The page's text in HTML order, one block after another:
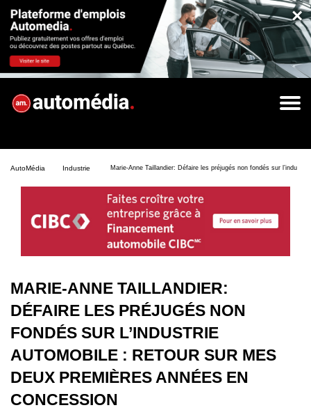
×
AutoMédia Industrie Marie-Anne Taillandier: Défaire les préjugés non fondés sur
MARIE-ANNE TAILLANDIER:
DÉFAIRE LES PRÉJUGÉS NON
FONDÉS SUR L’INDUSTRIE
AUTOMOBILE : RETOUR SUR MES
DEUX PREMIÈRES ANNÉES EN
CONCESSION